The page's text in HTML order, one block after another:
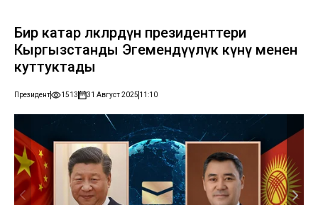
Бир катар өлкөлөрдүн президенттери
Кыргызстанды Эгемендүүлүк күнү менен
куттуктады
Президент 1513 31 Август 2025 11:10